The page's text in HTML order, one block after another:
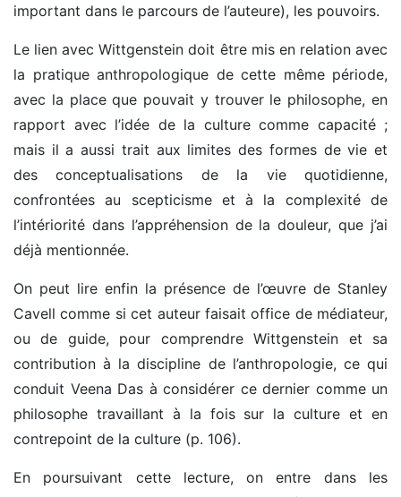
important dans le parcours de l’auteure), les pouvoirs.
Le lien avec Wittgenstein doit être mis en relation avec
la pratique anthropologique de cette même période,
avec la place que pouvait y trouver le philosophe, en
rapport avec l’idée de la culture comme capacité ;
mais il a aussi trait aux limites des formes de vie et
des conceptualisations de la vie quotidienne,
confrontées au scepticisme et à la complexité de
l’intériorité dans l’appréhension de la douleur, que j’ai
déjà mentionnée.
On peut lire enfin la présence de l’œuvre de Stanley
Cavell comme si cet auteur faisait office de médiateur,
ou de guide, pour comprendre Wittgenstein et sa
contribution à la discipline de l’anthropologie, ce qui
conduit Veena Das à considérer ce dernier comme un
philosophe travaillant à la fois sur la culture et en
contrepoint de la culture (p. 106).
En poursuivant cette lecture, on entre dans les